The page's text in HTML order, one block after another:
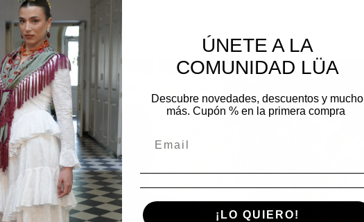
ÚNETE A LA
COMUNIDAD LÜA
Descubre novedades, descuentos y mucho
más. Cupón % en la primera compra
¡LO QUIERO!